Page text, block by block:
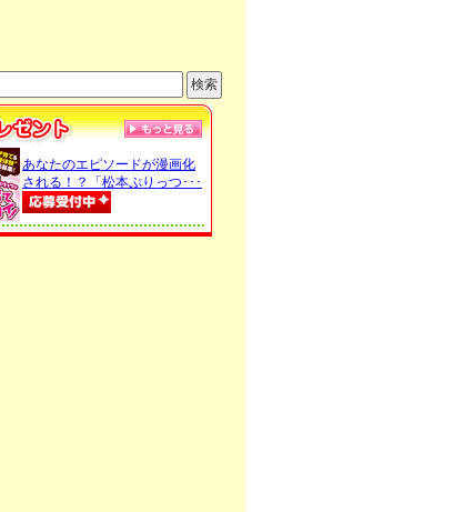
あなたのエピソードが漫画化
される！？「松本ぷりっつ･･･